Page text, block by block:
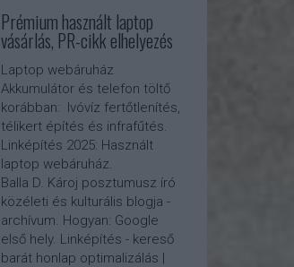
Prémium használt laptop
vásárlás, PR-cikk elhelyezés
Laptop webáruház
Akkumulátor és telefon töltő
korábban: Ivóvíz fertőtlenítés,
télikert építés és infrafűtés.
Linképítés 2025: Használt
laptop webáruház.
Balla D. Károj posztumusz író
közéleti és kulturális blogja -
archívum. Hogyan: Google
első hely. Linképítés - kereső
barát honlap optimalizálás |